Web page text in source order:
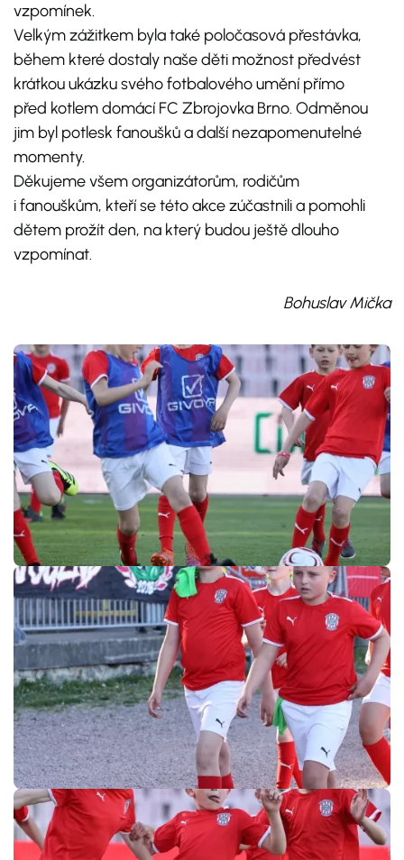
vzpomínek.
Velkým zážitkem byla také poločasová přestávka,
během které dostaly naše děti možnost předvést
krátkou ukázku svého fotbalového umění přímo
před kotlem domácí FC Zbrojovka Brno. Odměnou
jim byl potlesk fanoušků a další nezapomenutelné
momenty.
Děkujeme všem organizátorům, rodičům
i fanouškům, kteří se této akce zúčastnili a pomohli
dětem prožít den, na který budou ještě dlouho
vzpomínat.
Bohuslav Mička